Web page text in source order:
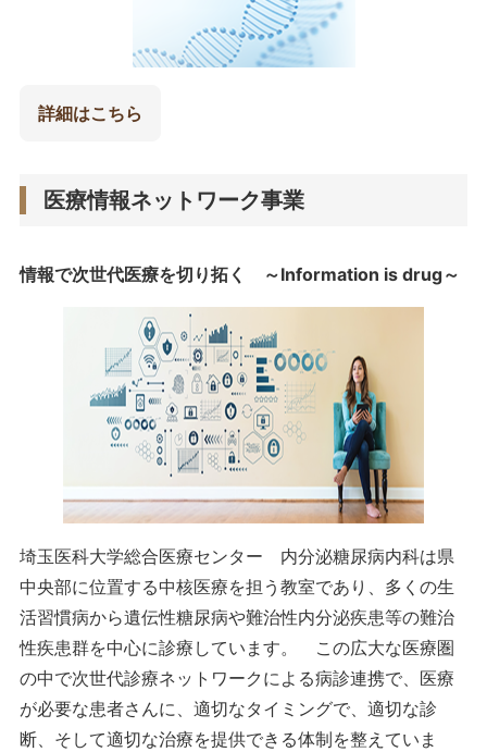
詳細はこちら
医療情報ネットワーク事業
情報で次世代医療を切り拓く ～Information is drug～
埼玉医科大学総合医療センター 内分泌糖尿病内科は県
中央部に位置する中核医療を担う教室であり、多くの生
活習慣病から遺伝性糖尿病や難治性内分泌疾患等の難治
性疾患群を中心に診療しています。 この広大な医療圏
の中で次世代診療ネットワークによる病診連携で、医療
が必要な患者さんに、適切なタイミングで、適切な診
断、そして適切な治療を提供できる体制を整えていま